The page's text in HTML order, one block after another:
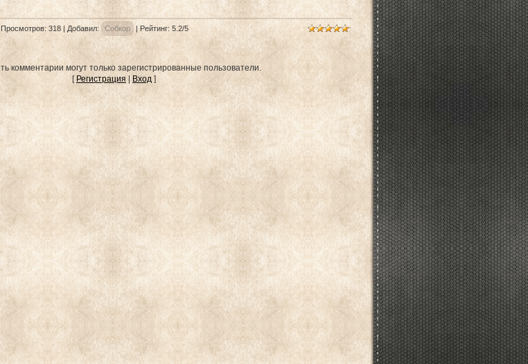
Просмотров: 318| Добавил: Собкор |Рейтинг: 5.2/5
комментарии могут только зарегистрированные пользователи.
[ Регистрация Вход ]